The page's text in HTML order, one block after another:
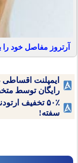
آرتروز مفاصل خود
ایمپلنت
رایگان توسط
۵۰٪ تخفیف
سفته!